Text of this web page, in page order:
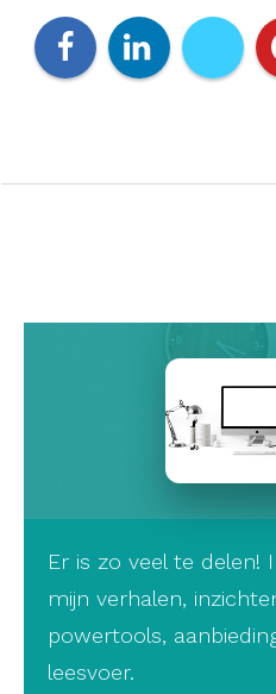
Er is zo veel te delen!
mijn verhalen,
powertools,
leesvoer.